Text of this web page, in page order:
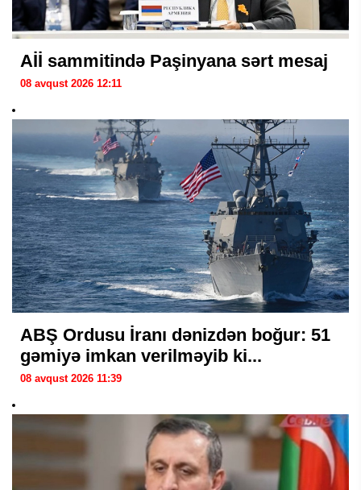
Aİİ sammitində Paşinyana sərt mesaj
08 avqust 2026 12:11
ABŞ Ordusu İranı dənizdən boğur: 51
gəmiyə imkan verilməyib ki...
08 avqust 2026 11:39